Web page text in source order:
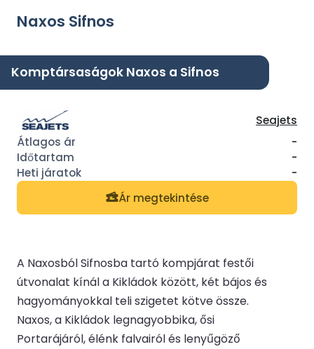
Naxos Sifnos
Komptársaságok Naxos a Sifnos
Seajets
-
-
-
Ár megtekintése
A Naxosból Sifnosba tartó kompjárat festői
útvonalat kínál a Kikládok között, két bájos és
hagyományokkal teli szigetet kötve össze.
Naxos, a Kikládok legnagyobbika, ősi
Portarájáról, élénk falvairól és lenyűgöző